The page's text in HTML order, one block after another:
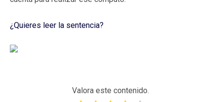
¿Quieres leer la sentencia?
Valora este contenido.